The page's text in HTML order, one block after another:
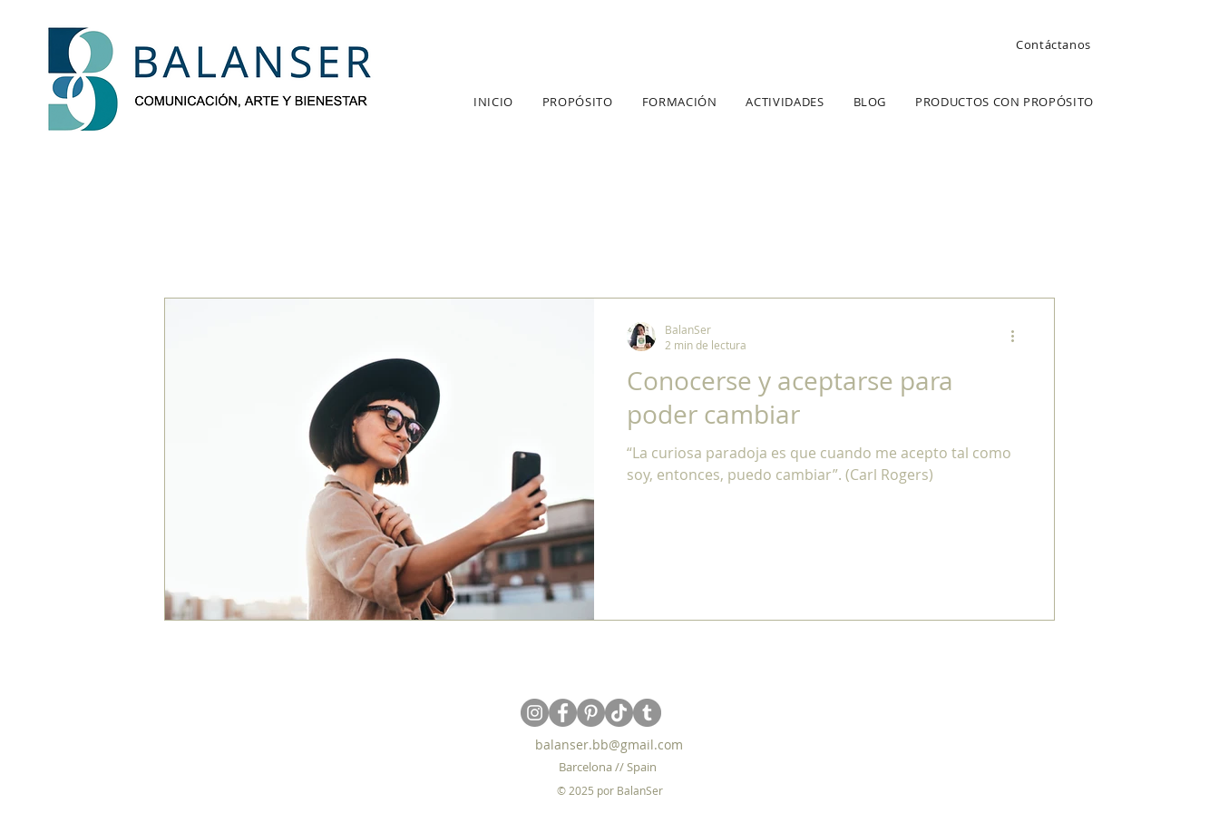
Contáctanos
INICIO PROPÓSITO FORMACIÓN ACTIVIDADES BLOG PRODUCTOS CON PROPÓSITO
Conocerse y aceptarse para
poder cambiar
“La curiosa paradoja es que cuando me acepto tal como
soy, entonces, puedo cambiar”. (Carl Rogers)
BalanSer
2 min de lectura
balanser.bb@gmail.com
Barcelona// Spain
© 2025 por BalanSer